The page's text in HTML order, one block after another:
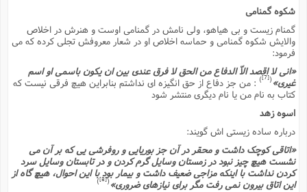
شکوه گمنامى
گمنام زیست و بى هیاهو، ولى نامش در گمنامى اوست و هنرش در اخلاص
والایش شکوه گمنامى و حماسه اخلاص او در شعار معروفش تجلى کرده که مى
فرمود:
«انى لا اقصد الاّ الدفاع من الحق لا فرق عندى بین ان یکون باسمى او اسم
غیرى»(
[7]
): من جز دفاع از حق انگیزه اى نداشتم بنابراین هیچ فرقى نیست که
کتاب به نام من یا نام دیگرى منتشر شود
اسوه زهد
درباره ساده زیستى اش گویند:
«اتاقى کوچک داشت و محقر در آن جز بوریایى و روفرشى یى که بر آن مى
نشست هیچ چیز نبود در زمستان وسایل گرم کردن و در تابستان وسایل سرد
کردن نداشت با اینکه مزاجى ضعیف داشت و بیمار بود با این احوال، هیچ گاه از
این اتاق بیرون نمى رفت مگر براى نیازهاى ضرورى»(
[8]
)